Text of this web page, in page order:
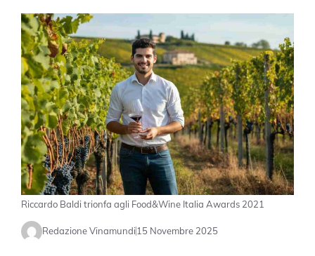
Riccardo Baldi trionfa agli Food&Wine Italia Awards 2021
Redazione Vinamundi15 Novembre 2025